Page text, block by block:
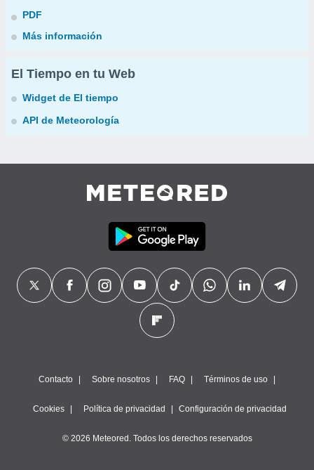
PDF
Más información
El Tiempo en tu Web
Widget de El tiempo
API de Meteorología
Contacto Sobre nosotros FAQ Términos de uso
Cookies Política de privacidad Configuración de privacidad
© 2026 Meteored. Todos los derechos reservados